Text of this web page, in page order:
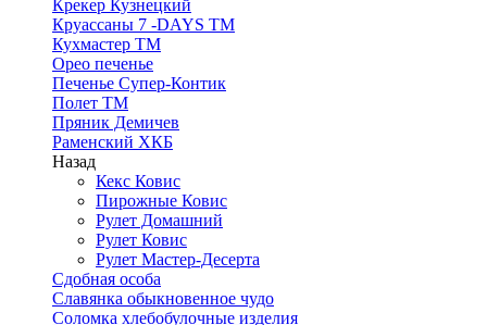
Крекер Кузнецкий
Круассаны 7 -DAYS ТМ
Кухмастер ТМ
Орео печенье
Печенье Супер-Контик
Полет ТМ
Пряник Демичев
Раменский ХКБ
Назад
Кекс Ковис
Пирожные Ковис
Рулет Домашний
Рулет Ковис
Рулет Мастер-Десерта
Сдобная особа
Славянка обыкновенное чудо
Соломка хлебобулочные изделия